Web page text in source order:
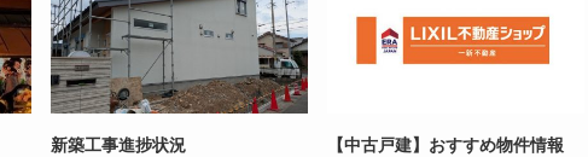
新築工事進捗状況 【中古戸建】おすすめ物件情報